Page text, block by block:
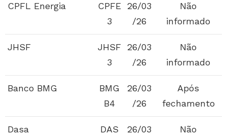
CPFL Energia
CPFE
3
26/03
/26
Não
informado
JHSF
JHSF
3
26/03
/26
Não
informado
Banco BMG
BMG
B4
26/03
/26
Após
fechamento
Dasa
DAS
26/03
Não